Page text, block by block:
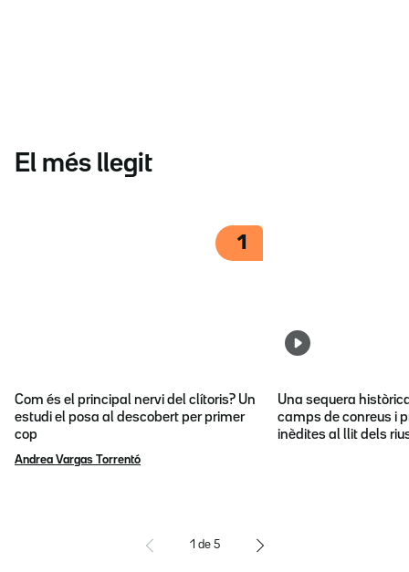
El més llegit
1
Com és el principal nervi del clítoris? Un
estudi el posa al descobert per primer
cop
Andrea Vargas Torrentó
Una sequera
camps de conreus i
inèdites al llit dels
1 de 5